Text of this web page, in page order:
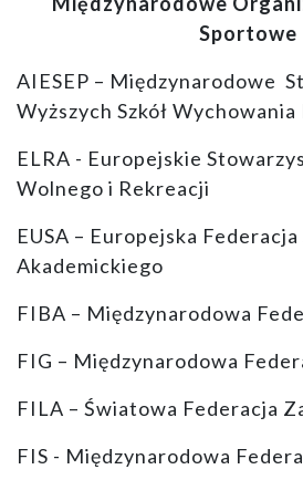
Sportowe
AIESEP – Międzynarodowe
Wyższych Szkół
ELRA - Europejskie
Wolnego i Rekreacji
EUSA – Europejska
Akademickiego
FIBA – Międzynarodowa
FIG – Międzynarodowa
FILA – Światowa Federacja
FIS - Międzynarodowa